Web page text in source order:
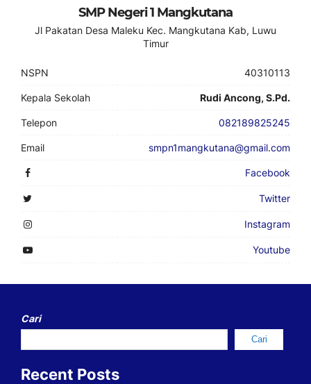
SMP Negeri 1 Mangkutana
Jl Pakatan Desa Maleku Kec. Mangkutana Kab, Luwu
Timur
NSPN 40310113
Kepala Sekolah Rudi Ancong, S.Pd.
Telepon 082189825245
Email smpn1mangkutana@gmail.com
Facebook
Twitter
Instagram
Youtube
Cari
Cari
Recent Posts